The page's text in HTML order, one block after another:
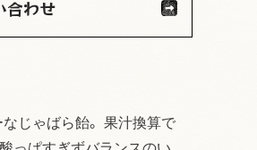
合わせ
じゃばら飴。 果汁換算で